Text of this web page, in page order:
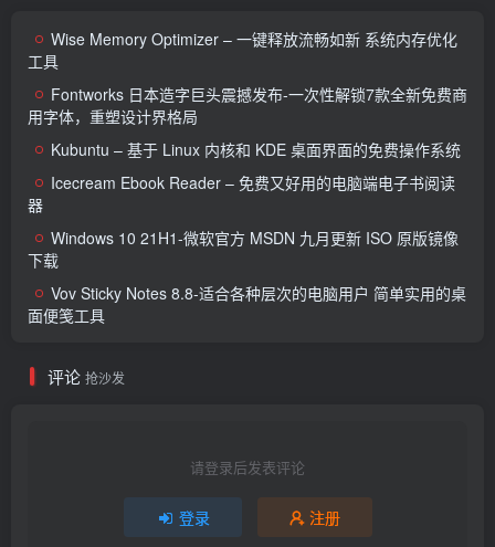
Wise Memory Optimizer – 一键释放流畅如新 系统内存优化
工具
Fontworks 日本造字巨头震撼发布-一次性解锁7款全新免费商
用字体，重塑设计界格局
Kubuntu – 基于 Linux 内核和 KDE 桌面界面的免费操作系统
Icecream Ebook Reader – 免费又好用的电脑端电子书阅读
器
Windows 10 21H1-微软官方 MSDN 九月更新 ISO 原版镜像
下载
Vov Sticky Notes 8.8-适合各种层次的电脑用户 简单实用的桌
面便笺工具
评论 抢沙发
请登录后发表评论
登录 注册